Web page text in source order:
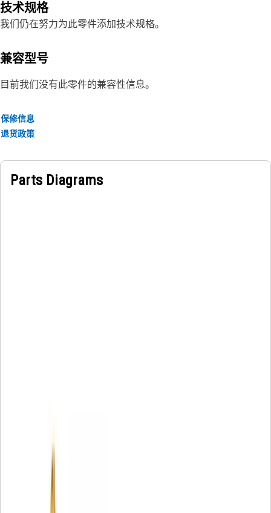
技术规格
我们仍在努力为此零件添加技术规格。
兼容型号
目前我们没有此零件的兼容性信息。
保修信息
退货政策
Parts Diagrams